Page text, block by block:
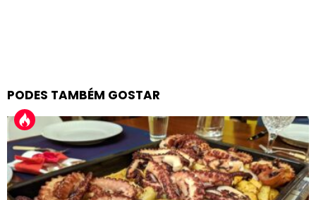
PODES TAMBÉM GOSTAR